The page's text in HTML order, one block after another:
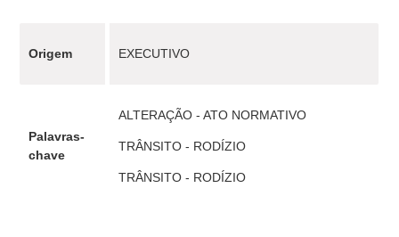
Origem EXECUTIVO
Palavras-
chave
ALTERAÇÃO - ATO NORMATIVO
TRÂNSITO - RODÍZIO
TRÂNSITO - RODÍZIO